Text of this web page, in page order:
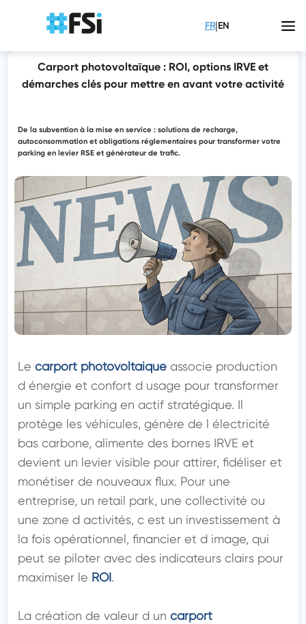
FR|EN
Carport photovoltaïque : ROI, options IRVE et
démarches clés pour mettre en avant votre activité
De la subvention à la mise en service : solutions de recharge,
autoconsommation et obligations réglementaires pour transformer votre
parking en levier RSE et générateur de trafic.
Le carport photovoltaique associe production
d énergie et confort d usage pour transformer
un simple parking en actif stratégique. Il
protège les véhicules, génère de l électricité
bas carbone, alimente des bornes IRVE et
devient un levier visible pour attirer, fidéliser et
monétiser de nouveaux flux. Pour une
entreprise, un retail park, une collectivité ou
une zone d activités, c est un investissement à
la fois opérationnel, financier et d image, qui
peut se piloter avec des indicateurs clairs pour
maximiser le ROI.
La création de valeur d un carport